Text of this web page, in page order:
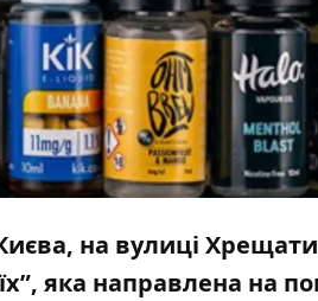
на вулиці
яка направлена на